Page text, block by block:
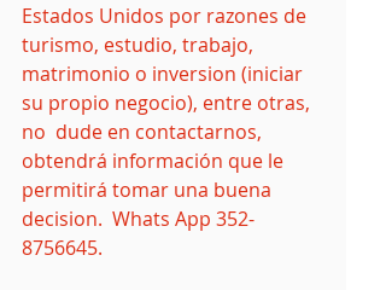
Estados Unidos por razones de
turismo, estudio, trabajo,
matrimonio o inversion (iniciar
su propio negocio), entre otras,
no  dude en contactarnos,
obtendrá información que le
permitirá tomar una buena
decision.  Whats App 352-
8756645.